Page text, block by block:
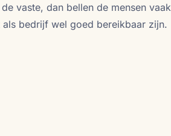
vaste, dan bellen de mensen vaak
bedrijf wel goed bereikbaar zijn.